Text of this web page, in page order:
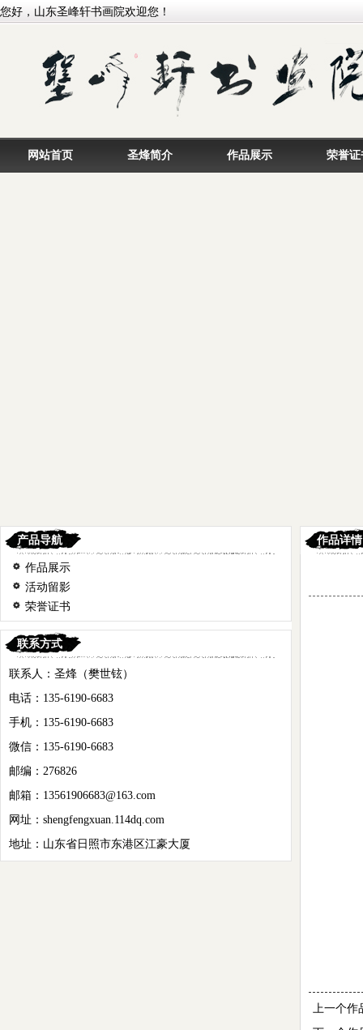
您好，山东圣峰轩书画院欢迎您！
网站首页 圣烽简介 作品展示 荣誉证
产品导航
作品展示
活动留影
荣誉证书
联系方式
联系人：圣烽（樊世铉）
电话：135-6190-6683
手机：135-6190-6683
微信：135-6190-6683
邮编：276826
邮箱：13561906683@163.com
网址：shengfengxuan.114dq.com
地址：山东省日照市东港区江豪大厦
作品详情
上一个作